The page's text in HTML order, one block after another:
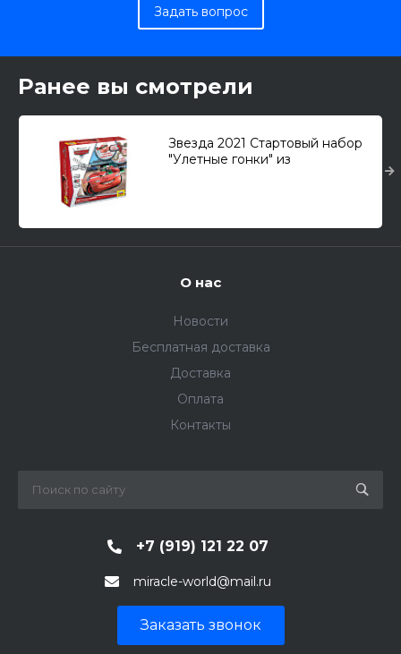
Задать вопрос
Ранее вы смотрели
Звезда 2021 Стартовый набор
"Улетные гонки" из
О нас
Новости
Бесплатная доставка
Доставка
Оплата
Контакты
+7 (919) 121 22 07
miracle-world@mail.ru
Заказать звонок